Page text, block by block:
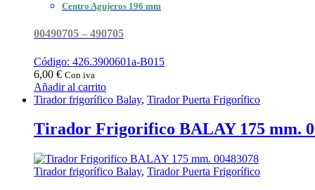
Centro Agujeros 196 mm
00490705 – 490705
Código: 426.3900601a-B015
6,00 € Con iva
Añadir al carrito
Tirador frigorífico Balay, Tirador Puerta Frigorífico
Tirador Frigorifico BALAY 175 mm.
Tirador frigorífico Balay, Tirador Puerta Frigorífico